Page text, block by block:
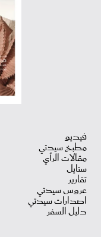
فيديو
مطبخ سيدتي
مقالات الرأي
ستايل
تقارير
عروس سيدتي
اصدارات سيدتي
دليل السفر